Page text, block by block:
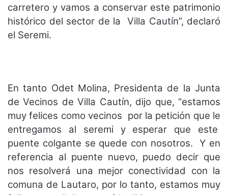
carretero y vamos a conservar este patrimonio
histórico del sector de la Villa Cautín”, declaró
el Seremi.
En tanto Odet Molina, Presidenta de la Junta
de Vecinos de Villa Cautín, dijo que, “estamos
muy felices como vecinos por la petición que le
entregamos al seremi y esperar que este
puente colgante se quede con nosotros. Y en
referencia al puente nuevo, puedo decir que
nos resolverá una mejor conectividad con la
comuna de Lautaro, por lo tanto, estamos muy